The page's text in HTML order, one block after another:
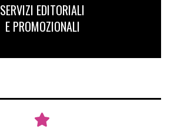
SERVIZI EDITORIALI
E PROMOZIONALI